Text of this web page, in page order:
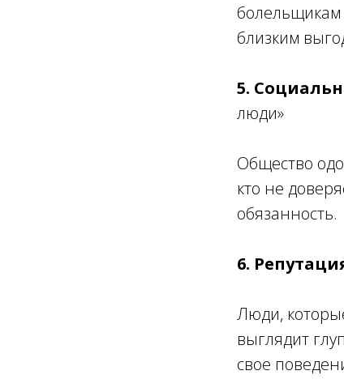
болельщикам
близким
5.
люди»
Общество
кто не
обязанность.
6.
Люди,
выглядит
свое